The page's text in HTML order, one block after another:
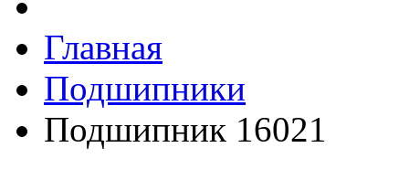
Ивантеевка, подшипники, пневматика, метизы, техника,
Главная
Подшипники
Подшипник 16021